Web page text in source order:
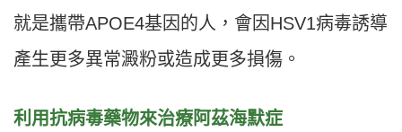
就是攜帶APOE4基因的人，會因HSV1病毒誘導
產生更多異常澱粉或造成更多損傷。
利用抗病毒藥物來治療阿茲海默症